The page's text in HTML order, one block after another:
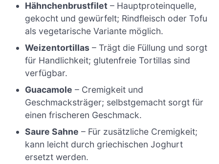
Hähnchenbrustfilet – Hauptproteinquelle,
gekocht und gewürfelt; Rindfleisch oder Tofu
als vegetarische Variante möglich.
Weizentortillas – Trägt die Füllung und sorgt
für Handlichkeit; glutenfreie Tortillas sind
verfügbar.
Guacamole – Cremigkeit und
Geschmacksträger; selbstgemacht sorgt für
einen frischeren Geschmack.
Saure Sahne – Für zusätzliche Cremigkeit;
kann leicht durch griechischen Joghurt
ersetzt werden.